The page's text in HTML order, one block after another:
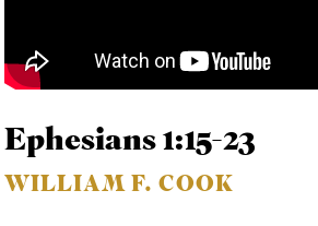
Ephesians 1:15-23
WILLIAM F. COOK